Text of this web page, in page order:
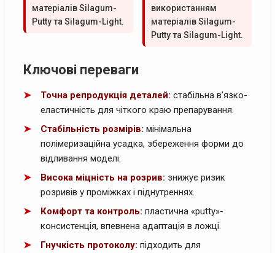
матеріалів Silagum-
Putty та Silagum-Light.
використанням
матеріалів Silagum-
Putty та Silagum-Light.
Ключові переваги
Точна репродукція деталей: стабільна в’язко-
еластичність для чіткого краю препарування.
Стабільність розмірів: мінімальна
полімеризаційна усадка, збереження форми до
відливання моделі.
Висока міцність на розрив: знижує ризик
розривів у проміжках і піднутреннях.
Комфорт та контроль: пластична «putty»-
консистенція, впевнена адаптація в ложці.
Гнучкість протоколу: підходить для